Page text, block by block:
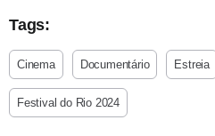
Tags:
Cinema Documentário Estreia
Festival do Rio 2024